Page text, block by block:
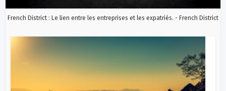
French District : Le lien entre les entreprises et les expatriés. - French District